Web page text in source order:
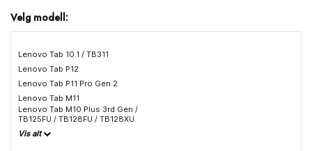
Velg modell:
Lenovo Tab 10.1 / TB311
Lenovo Tab P12
Lenovo Tab P11 Pro Gen 2
Lenovo Tab M11
Lenovo Tab M10 Plus 3rd Gen /
TB125FU / TB128FU / TB128XU
Vis alt